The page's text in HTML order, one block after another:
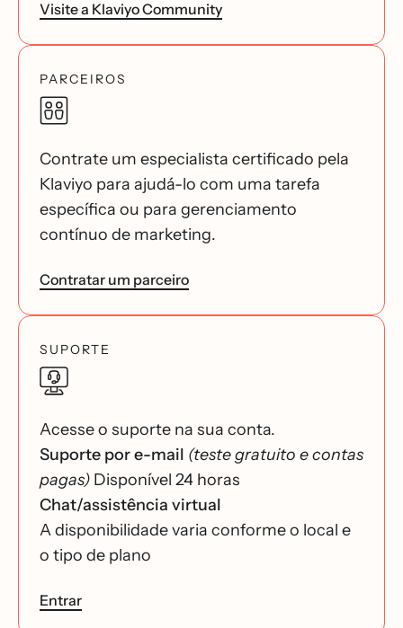
Visite a Klaviyo Community
PARCEIROS
Contrate um especialista certificado pela
Klaviyo para ajudá-lo com uma tarefa
específica ou para gerenciamento
contínuo de marketing.
Contratar um parceiro
SUPORTE
Acesse o suporte na sua conta.
Suporte por e-mail (teste gratuito e contas
pagas) Disponível 24 horas
Chat/assistência virtual
A disponibilidade varia conforme o local e
o tipo de plano
Entrar